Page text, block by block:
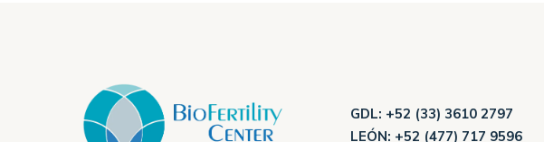
GDL: +52 (33) 3610 2797
LEÓN: +52 (477) 717 9596